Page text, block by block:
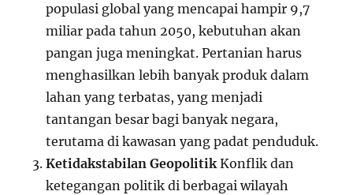
populasi global yang mencapai hampir 9,7
miliar pada tahun 2050, kebutuhan akan
pangan juga meningkat. Pertanian harus
menghasilkan lebih banyak produk dalam
lahan yang terbatas, yang menjadi
tantangan besar bagi banyak negara,
terutama di kawasan yang padat penduduk.
Ketidakstabilan GeopolitikKonflik dan
ketegangan politik di berbagai wilayah